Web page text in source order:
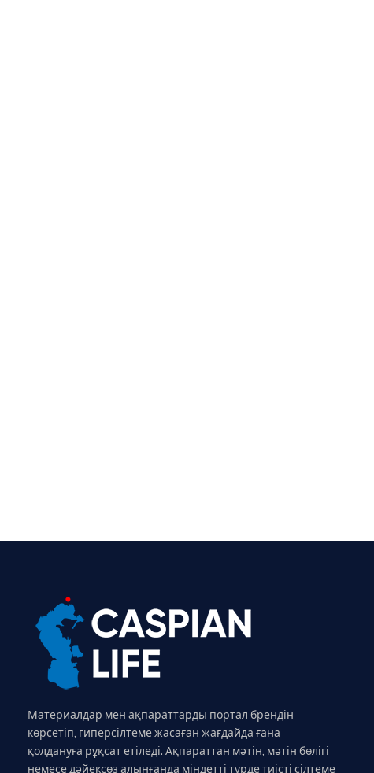
Материалдар мен ақпараттарды портал брендін
көрсетіп, гиперсілтеме жасаған жағдайда ғана
қолдануға рұқсат етіледі. Ақпараттан мәтін, мәтін бөлігі
немесе дәйексөз алынғанда міндетті түрде тиісті сілтеме